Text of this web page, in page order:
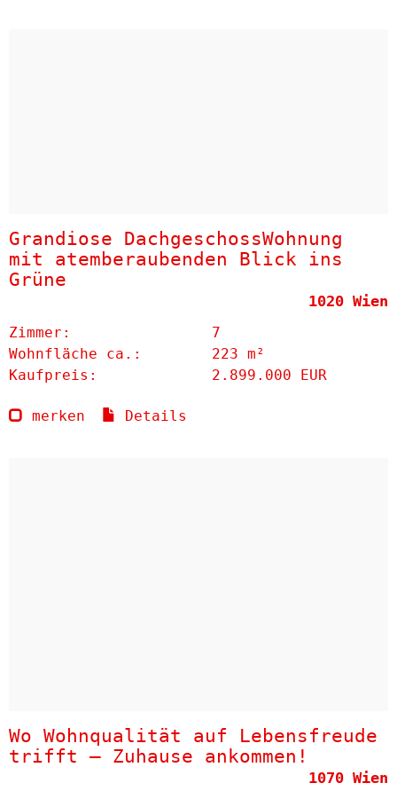
Grandiose DachgeschossWohnung
mit atemberaubenden Blick ins
Grüne
1020 Wien
Zimmer:
7
Wohnfläche ca.:
223 m²
Kaufpreis:
2.899.000 EUR
merken Details
Wo Wohnqualität auf Lebensfreude
trifft – Zuhause ankommen!
1070 Wien